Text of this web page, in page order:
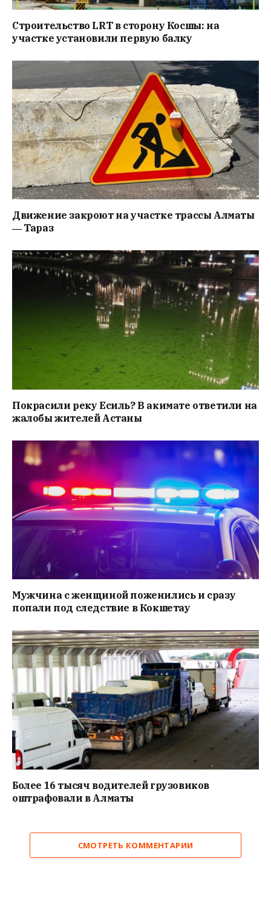
Строительство LRT в сторону Косшы: на
участке установили первую балку
Движение закроют на участке трассы Алматы
― Тараз
Покрасили реку Есиль? В акимате ответили на
жалобы жителей Астаны
Мужчина с женщиной поженились и сразу
попали под следствие в Кокшетау
Более 16 тысяч водителей грузовиков
оштрафовали в Алматы
СМОТРЕТЬ КОММЕНТАРИИ